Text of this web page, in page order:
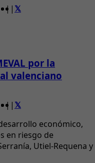
| |
por la
valenciano
| |
económico,
en riesgo de
Utiel-Requena y